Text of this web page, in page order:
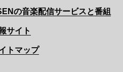
の音楽配信サービスと番組
サイト
トマップ